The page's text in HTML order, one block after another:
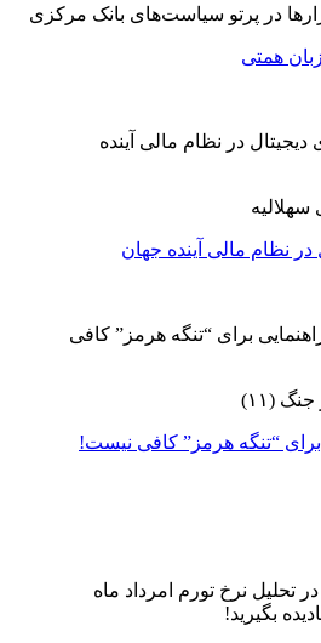
در پرتو سیاست‌های بانک مرکزی
همتی
سهلالیه
نظام مالی آینده جهان
(۱۱)
“تنگه هرمز” کافی نیست!